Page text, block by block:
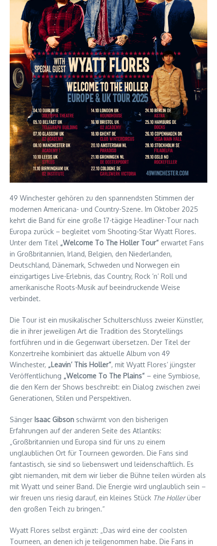
49 Winchester gehören zu den spannendsten Stimmen der
modernen Americana- und Country-Szene. Im Oktober 2025
kehrt die Band für eine große 17-tägige Headliner-Tour nach
Europa zurück – begleitet vom Shooting-Star Wyatt Flores.
Unter dem Titel „Welcome To The Holler Tour“ erwartet Fans
in Großbritannien, Irland, Belgien, den Niederlanden,
Deutschland, Dänemark, Schweden und Norwegen ein
einzigartiges Live-Erlebnis, das Country, Rock ’n’ Roll und
amerikanische Roots-Musik auf beeindruckende Weise
verbindet.
Die Tour ist ein musikalischer Schulterschluss zweier Künstler,
die in ihrer jeweiligen Art die Tradition des Storytellings
fortführen und in die Gegenwart übersetzen. Der Titel der
Konzertreihe kombiniert das aktuelle Album von 49
Winchester, „Leavin’ This Holler“, mit Wyatt Flores’ jüngster
Veröffentlichung „Welcome To The Plains“ – eine Symbiose,
die den Kern der Shows beschreibt: ein Dialog zwischen zwei
Generationen, Stilen und Perspektiven.
Sänger Isaac Gibson schwärmt von den bisherigen
Erfahrungen auf der anderen Seite des Atlantiks:
„Großbritannien und Europa sind für uns zu einem
unglaublichen Ort für Tourneen geworden. Die Fans sind
fantastisch, sie sind so liebenswert und leidenschaftlich. Es
gibt niemanden, mit dem wir lieber die Bühne teilen würden als
mit Wyatt und seiner Band. Die Energie wird unglaublich sein –
wir freuen uns riesig darauf, ein kleines Stück The Hollerüber
den großen Teich zu bringen.“
Wyatt Flores selbst ergänzt: „Das wird eine der coolsten
Tourneen, an denen ich je teilgenommen habe. Die Fans in